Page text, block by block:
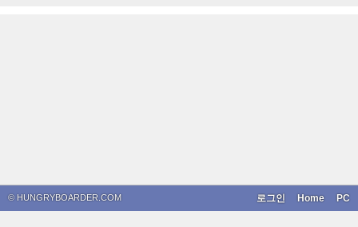
© HUNGRYBOARDER.COM PC
Home
로그인